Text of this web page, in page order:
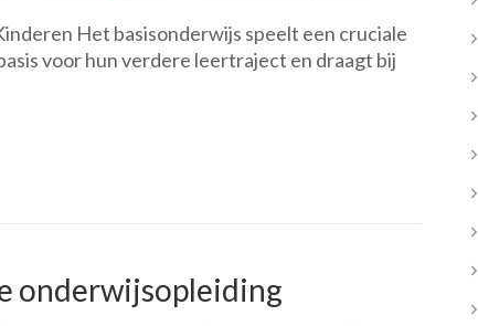
Fundament
van
Basisonderwijs
Het basisonderwijs speelt een cruciale
voor hun verdere leertraject en draagt bij
onderwijsopleiding